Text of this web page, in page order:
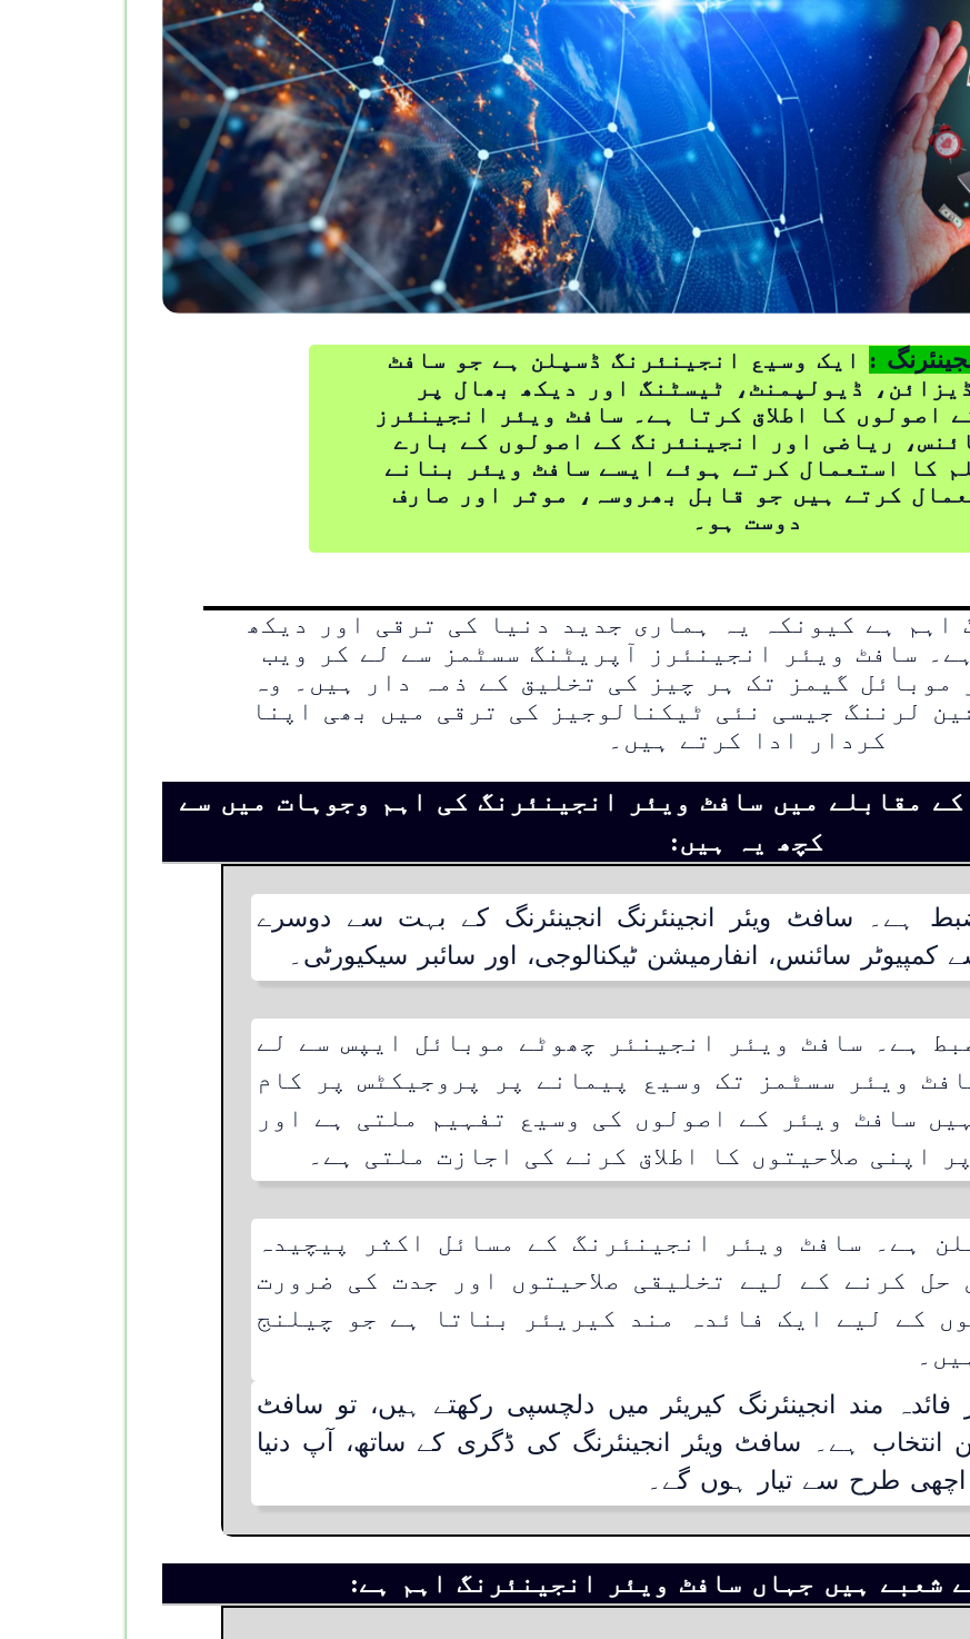
: ایک وسیع انجینئرنگ ڈسپلن ہے جو سافٹ
ڈیولپمنٹ، ٹیسٹنگ اور دیکھ بھال پر
اصولوں کا اطلاق کرتا ہے۔ سافٹ ویئر انجینئرز
ریاضی اور انجینئرنگ کے اصولوں کے بارے
کا استعمال کرتے ہوئے ایسے سافٹ ویئر بنانے
کرتے ہیں جو قابل بھروسہ، موثر اور صارف
دوست ہو۔
اہم ہے کیونکہ یہ ہماری جدید دنیا کی ترقی اور دیکھ
سافٹ ویئر انجینئرز آپریٹنگ سسٹمز سے لے کر ویب
موبائل گیمز تک ہر چیز کی تخلیق کے ذمہ دار ہیں۔ وہ
لرننگ جیسی نئی ٹیکنالوجیز کی ترقی میں بھی اپنا
کردار ادا کرتے ہیں۔
مقابلے میں سافٹ ویئر انجینئرنگ کی اہم وجوہات میں سے
کچھ یہ ہیں:
ہے۔ سافٹ ویئر انجینئرنگ انجینئرنگ کے بہت سے دوسرے
سائنس، انفارمیشن ٹیکنالوجی، اور سائبر سیکیورٹی۔
ہے۔ سافٹ ویئر انجینئر چھوٹے موبائل ایپس سے لے
ویئر سسٹمز تک وسیع پیمانے پر پروجیکٹس پر کام
سافٹ ویئر کے اصولوں کی وسیع تفہیم ملتی ہے اور
اپنی صلاحیتوں کا اطلاق کرنے کی اجازت ملتی ہے۔
ہے۔ سافٹ ویئر انجینئرنگ کے مسائل اکثر پیچیدہ
حل کرنے کے لیے تخلیقی صلاحیتوں اور جدت کی ضرورت
کے لیے ایک فائدہ مند کیریئر بناتا ہے جو چیلنج
فائدہ مند انجینئرنگ کیریئر میں دلچسپی رکھتے ہیں، تو سافٹ
انتخاب ہے۔ سافٹ ویئر انجینئرنگ کی ڈگری کے ساتھ، آپ دنیا
اچھی طرح سے تیار ہوں گے۔
شعبے ہیں جہاں سافٹ ویئر انجینئرنگ اہم ہے: